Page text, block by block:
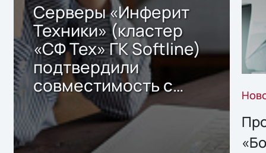
Серверы «Инферит
Техники» (кластер
«СФ Тех» ГК Softline)
подтвердили
совместимость с
решением Sharx
Storage 2.x для
хранения данных